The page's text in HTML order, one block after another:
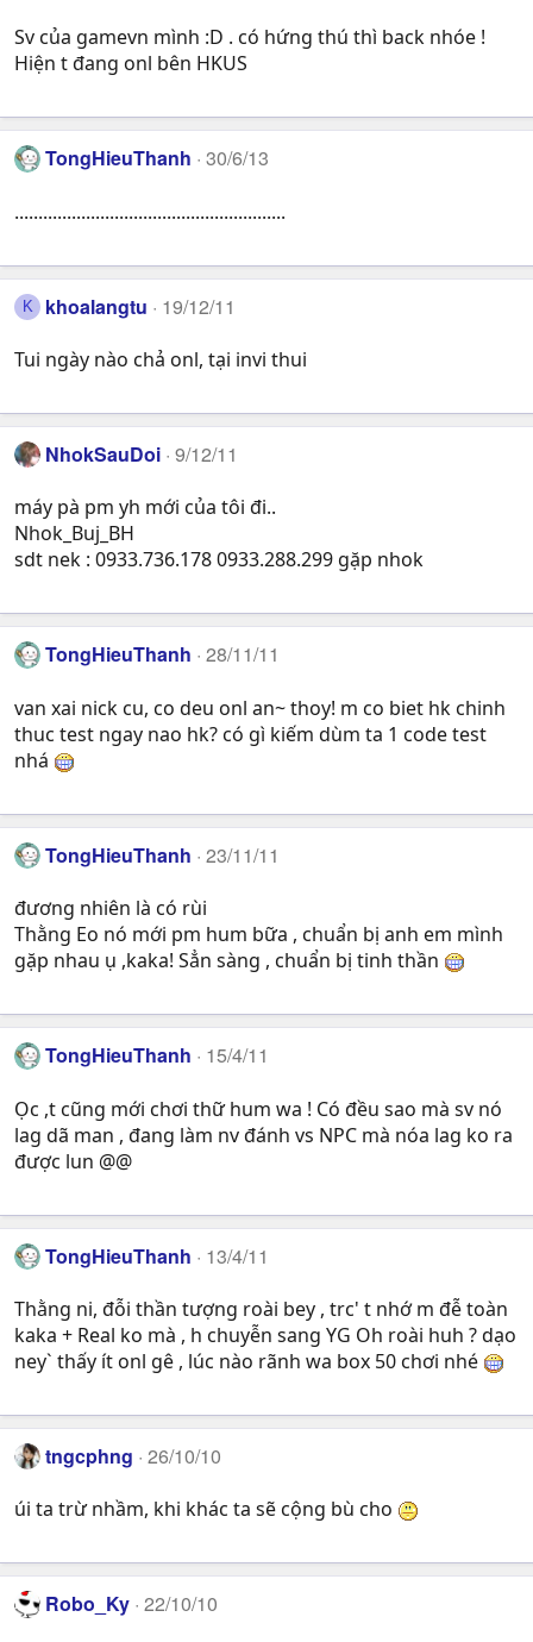
Sv của gamevn mình :D . có hứng thú thì back nhóe !
Hiện t đang onl bên HKUS
TongHieuThanh 30/6/13
.........................................................
K khoalangtu 19/12/11
Tui ngày nào chả onl, tại invi thui
NhokSauDoi 9/12/11
máy pà pm yh mới của tôi đi..
Nhok_Buj_BH
sdt nek : 0933.736.178 0933.288.299 gặp nhok
TongHieuThanh 28/11/11
van xai nick cu, co deu onl an~ thoy! m co biet hk chinh
thuc test ngay nao hk? có gì kiếm dùm ta 1 code test
nhá
TongHieuThanh 23/11/11
đương nhiên là có rùi
Thằng Eo nó mới pm hum bữa , chuẩn bị anh em mình
gặp nhau ụ ,kaka! Sẳn sàng , chuẩn bị tinh thần
TongHieuThanh 15/4/11
Ọc ,t cũng mới chơi thữ hum wa ! Có đều sao mà sv nó
lag dã man , đang làm nv đánh vs NPC mà nóa lag ko ra
được lun @@
TongHieuThanh 13/4/11
Thằng ni, đỗi thần tượng roài bey , trc' t nhớ m đễ toàn
kaka + Real ko mà , h chuyễn sang YG Oh roài huh ? dạo
ney` thấy ít onl gê , lúc nào rãnh wa box 50 chơi nhé
tngcphng 26/10/10
úi ta trừ nhầm, khi khác ta sẽ cộng bù cho
Robo_Ky 22/10/10